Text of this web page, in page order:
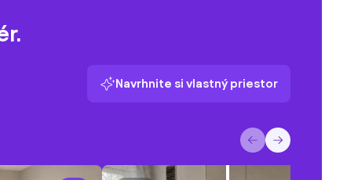
Navrhnite si vlastný priestor